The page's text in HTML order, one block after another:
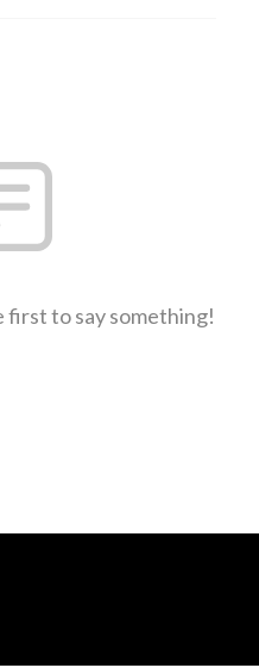
first to say something!